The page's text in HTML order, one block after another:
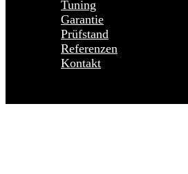
Tuning
Garantie
Prüfstand
Referenzen
Kontakt